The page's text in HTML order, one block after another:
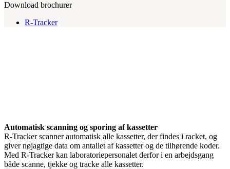
Download brochurer
R-Tracker
Automatisk scanning og sporing af kassetter
R-Tracker scanner automatisk alle kassetter, der findes i racket, og
giver nøjagtige data om antallet af kassetter og de tilhørende koder.
Med R-Tracker kan laboratoriepersonalet derfor i en arbejdsgang
både scanne, tjekke og tracke alle kassetter.